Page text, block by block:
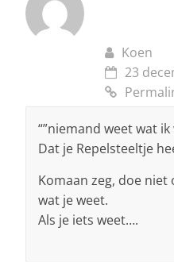
Koen
23
“”niemand weet wat ik
Dat je Repelsteeltje
Komaan zeg, doe
wat je weet.
Als je iets weet….